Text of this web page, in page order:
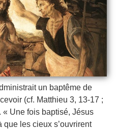
un baptême de
(cf. Matthieu 3, 13-17 ;
« Une fois baptisé, Jésus
que les cieux s’ouvrirent